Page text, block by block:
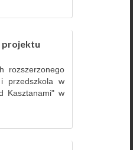
projektu
rozszerzonego
przedszkola w
Kasztanami" w